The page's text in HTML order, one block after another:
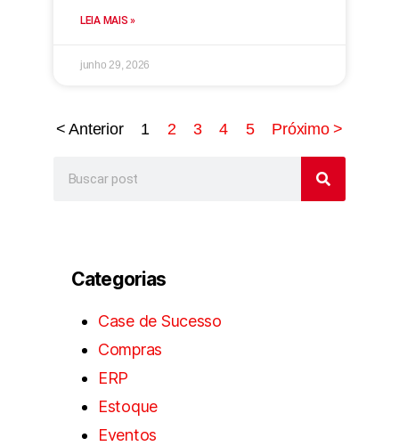
LEIA MAIS »
junho 29, 2026
< Anterior 1 2 3 4 5 Próximo >
Categorias
Case de Sucesso
Compras
ERP
Estoque
Eventos